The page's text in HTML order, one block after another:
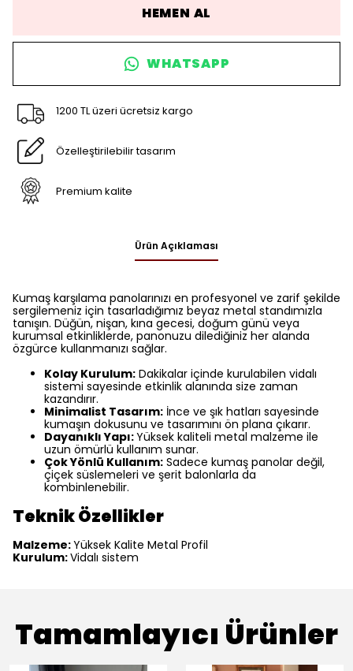
HEMEN AL
WHATSAPP
1200 TL üzeri ücretsiz kargo
Özelleştirilebilir tasarım
Premium kalite
Ürün Açıklaması
Kumaş karşılama panolarınızı en profesyonel ve zarif şekilde
sergilemeniz için tasarladığımız beyaz metal standımızla
tanışın. Düğün, nişan, kına gecesi, doğum günü veya
kurumsal etkinliklerde, panonuzu dilediğiniz her alanda
özgürce kullanmanızı sağlar.
Kolay Kurulum: Dakikalar içinde kurulabilen vidalı
sistemi sayesinde etkinlik alanında size zaman
kazandırır.
Minimalist Tasarım: İnce ve şık hatları sayesinde
kumaşın dokusunu ve tasarımını ön plana çıkarır.
Dayanıklı Yapı:Yüksek kaliteli metal malzeme ile
uzun ömürlü kullanım sunar.
Çok Yönlü Kullanım: Sadece kumaş panolar değil,
çiçek süslemeleri ve şerit balonlarla da
kombinlenebilir.
Teknik Özellikler
Malzeme:Yüksek Kalite Metal Profil
Kurulum:Vidalı sistem
Tamamlayıcı Ürünler